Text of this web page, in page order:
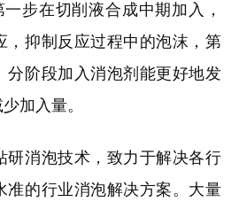
步在切削液合成中期加入，
，抑制反应过程中的泡沫，第
分阶段加入消泡剂能更好地发
加入量。
研消泡技术，致力于解决各行
准的行业消泡解决方案。大量